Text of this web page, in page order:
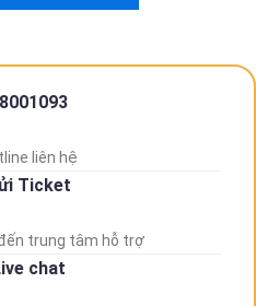
liên hệ
Ticket
trung tâm hỗ trợ
chat